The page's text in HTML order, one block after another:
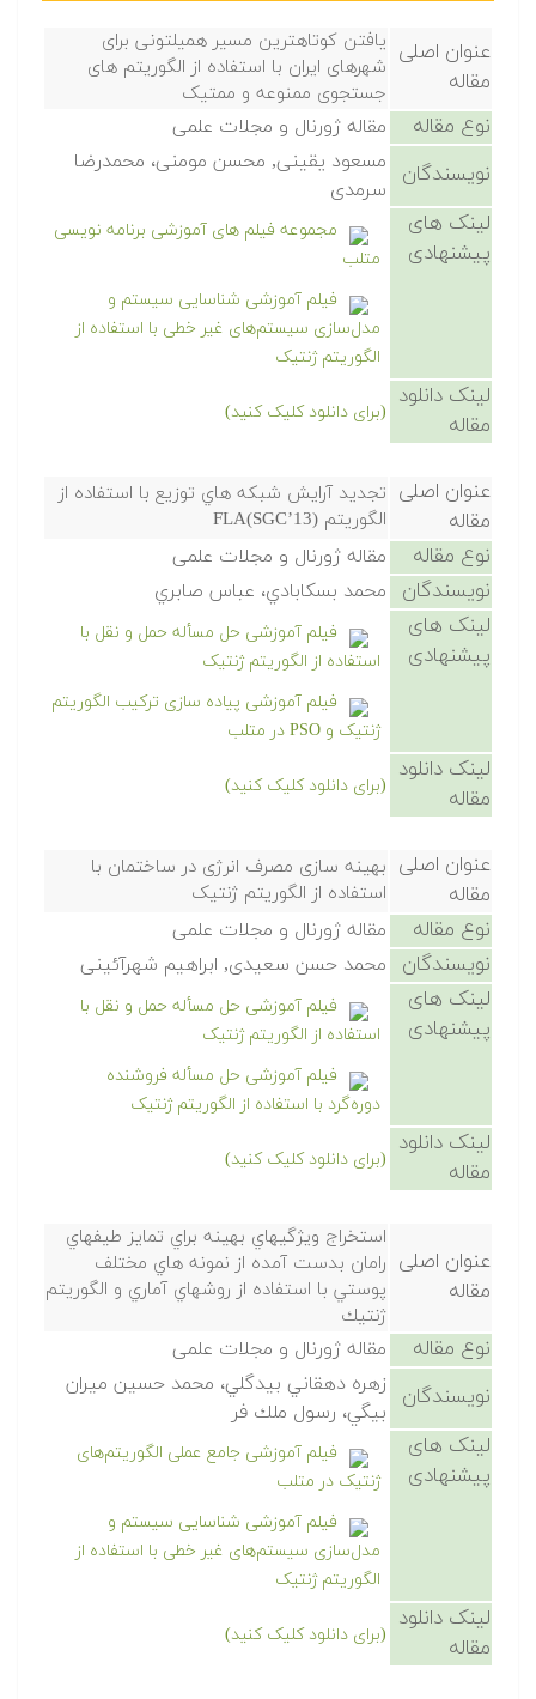
عنوان اصلی
مقاله
يافتن کوتاهترين مسیر همیلتونی برای
شهرهای ايران با استفاده از الگوريتم های
جستجوی ممنوعه و ممتیک
نوع مقاله مقاله ژورنال و مجلات علمی
نویسندگان
مسعود يقینی, محسن مومنی، محمدرضا
سرمدی
لینک های
پیشنهادی
مجموعه فیلم های آموزشی برنامه نویسی
متلب
فیلم آموزشی شناسایی سیستم و
مدل‌سازی سیستم‌های غیر خطی با استفاده از
الگوریتم ژنتیک
لینک دانلود
مقاله
(برای دانلود کلیک کنید)
عنوان اصلی
مقاله
تجدید آرایش شبکه هاي توزیع با استفاده از
الگوریتم (SGC’13)FLA
نوع مقاله مقاله ژورنال و مجلات علمی
نویسندگان محمد بسکابادي، عباس صابري
لینک های
پیشنهادی
فیلم آموزشی حل مسأله حمل و نقل با
استفاده از الگوریتم ژنتیک
فیلم آموزشی پیاده سازی ترکیب الگوریتم
ژنتیک و PSO در متلب
لینک دانلود
مقاله
(برای دانلود کلیک کنید)
عنوان اصلی
مقاله
بهینه سازی مصرف انرژی در ساختمان با
استفاده از الگوریتم ژنتیک
نوع مقاله مقاله ژورنال و مجلات علمی
نویسندگان محمد حسن سعیدی, ابراهیم شهرآئینی
لینک های
پیشنهادی
فیلم آموزشی حل مسأله حمل و نقل با
استفاده از الگوریتم ژنتیک
فیلم آموزشی حل مسأله فروشنده
دوره‌گرد با استفاده از الگوریتم ژنتیک
لینک دانلود
مقاله
(برای دانلود کلیک کنید)
عنوان اصلی
مقاله
استخراج ويژگيهاي بهينه براي تمايز طيفهاي
رامان بدست آمده از نمونه هاي مختلف
پوستي با استفاده از روشهاي آماري و الگوريتم
ژنتيك
نوع مقاله مقاله ژورنال و مجلات علمی
نویسندگان
زهره دهقاني بيدگلي، محمد حسين ميران
بيگي، رسول ملك فر
لینک های
پیشنهادی
فیلم آموزشی جامع عملی الگوریتم‌های
ژنتیک در متلب
فیلم آموزشی شناسایی سیستم و
مدل‌سازی سیستم‌های غیر خطی با استفاده از
الگوریتم ژنتیک
لینک دانلود
مقاله
(برای دانلود کلیک کنید)